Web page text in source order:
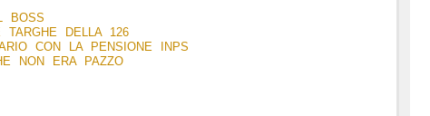
BOSS
TARGHE DELLA 126
CON LA PENSIONE INPS
NON ERA PAZZO